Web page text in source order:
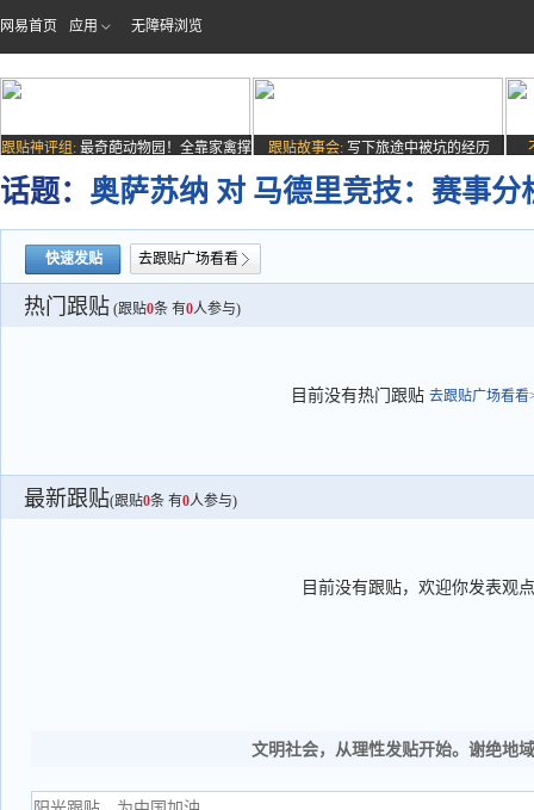
网易首页 应用 无障碍浏览
跟贴神评组: 最奇葩动物园！全靠家禽撑
场子
跟贴故事会: 写下旅途中被坑的经历
话题： 奥萨苏纳 对 马德里竞技：赛事分
快速发贴 去跟贴广场看看
热门跟贴 (跟贴0条 有0人参与)
目前没有热门跟贴 去跟贴广场看看
最新跟贴(跟贴0条 有0人参与)
目前没有跟贴，欢迎你发表观点
文明社会，从理性发贴开始。谢绝地